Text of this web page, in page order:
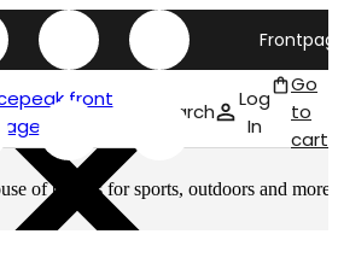
front
page
Search
Log
In
Go
to
cart
of brands for sports, outdoors and more